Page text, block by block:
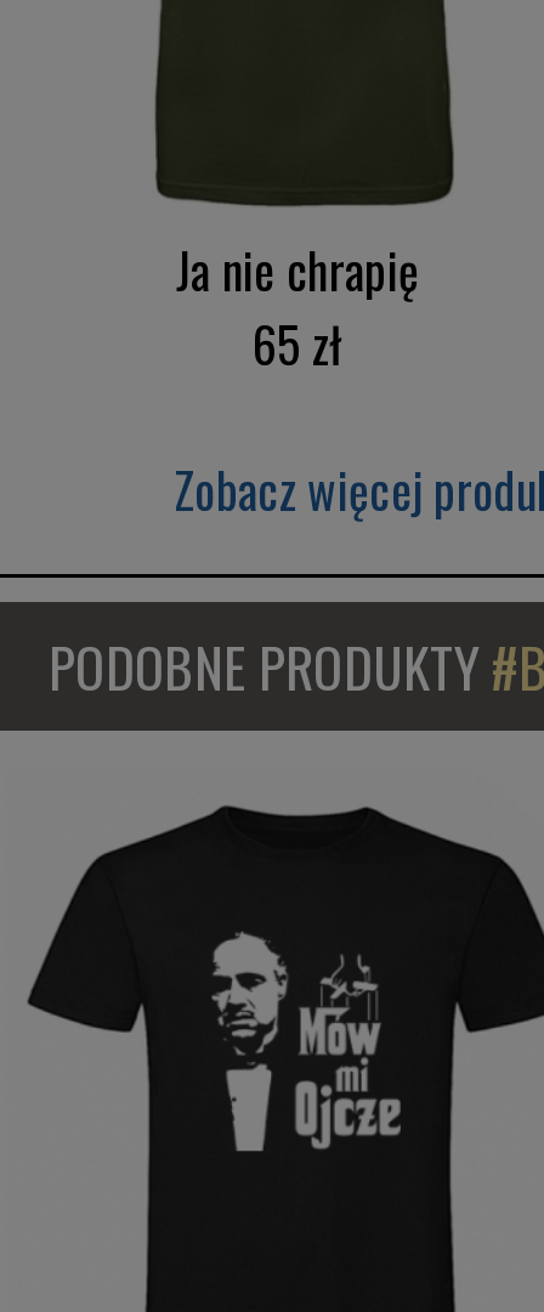
Ja nie chrapię
65 zł
Zobacz więcej
PODOBNE PRODUKTY